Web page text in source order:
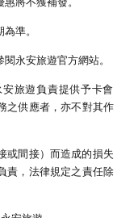
準。
永安旅遊官方網站。
旅遊負責提供予卡會
之供應者，亦不對其作
或間接）而造成的損失
責，法律規定之責任除